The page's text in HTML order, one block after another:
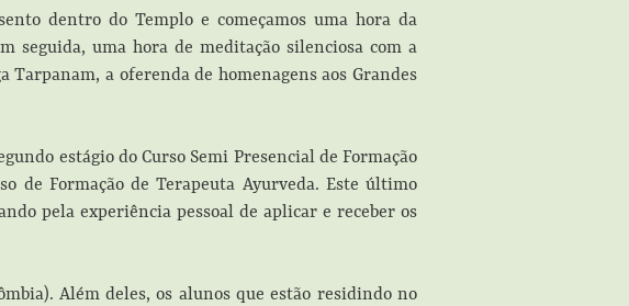
dentro do Templo e começamos uma hora da
seguida, uma hora de meditação silenciosa com a
Tarpanam, a oferenda de homenagens aos Grandes
estágio do Curso Semi Presencial de Formação
de Formação de Terapeuta Ayurveda. Este último
pela experiência pessoal de aplicar e receber os
Além deles, os alunos que estão residindo no